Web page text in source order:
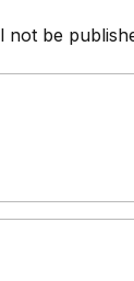
not be